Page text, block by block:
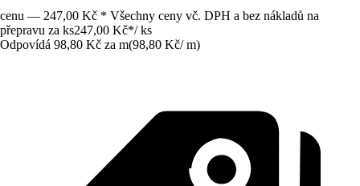
cenu — 247,00 Kč * Všechny ceny vč. DPH a bez nákladů na
přepravu za ks247,00 Kč*/ ks
Odpovídá 98,80 Kč za m(98,80 Kč/ m)